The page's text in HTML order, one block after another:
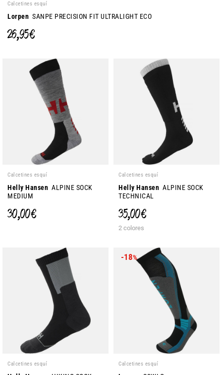
Calcetines esquí
Lorpen SANPE PRECISION FIT ULTRALIGHT ECO
26,95 €
Calcetines esquí
Helly Hansen ALPINE SOCK
MEDIUM
30,00 €
Calcetines esquí
Helly Hansen ALPINE SOCK
TECHNICAL
35,00 €
2 colores
Calcetines esquí
-18%
Calcetines esquí